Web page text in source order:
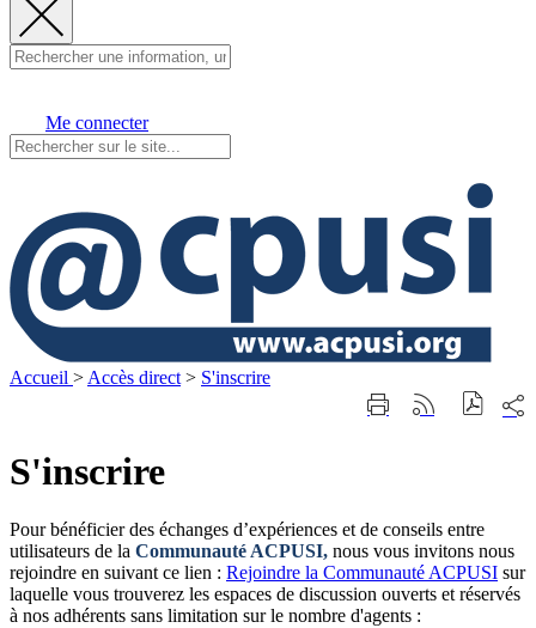
recherche
Me connecter
Accueil > Accès direct > S'inscrire
ImprimerGénérer
sur
S'inscrire
Pour bénéficier des échanges d’expériences et de conseils entre
utilisateurs de la Communauté ACPUSI, nous vous invitons nous
rejoindre en suivant ce lien : Rejoindre la Communauté ACPUSI sur
laquelle vous trouverez les espaces de discussion ouverts et réservés
à nos adhérents sans limitation sur le nombre d'agents :